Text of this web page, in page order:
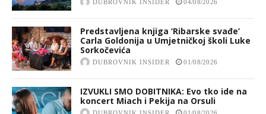
DUBROVNIK INSIDER 04/08/2026
Predstavljena knjiga ‘Ribarske svađe’
Carla Goldonija u Umjetničkoj školi Luke
Sorkočevića
DUBROVNIK INSIDER 01/08/2026
IZVUKLI SMO DOBITNIKA: Evo tko ide na
koncert Miach i Pekija na Orsuli